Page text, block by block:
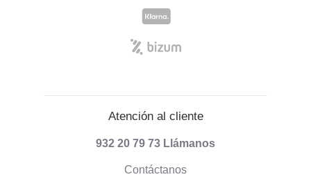
Atención al cliente
932 20 79 73 Llámanos
Contáctanos